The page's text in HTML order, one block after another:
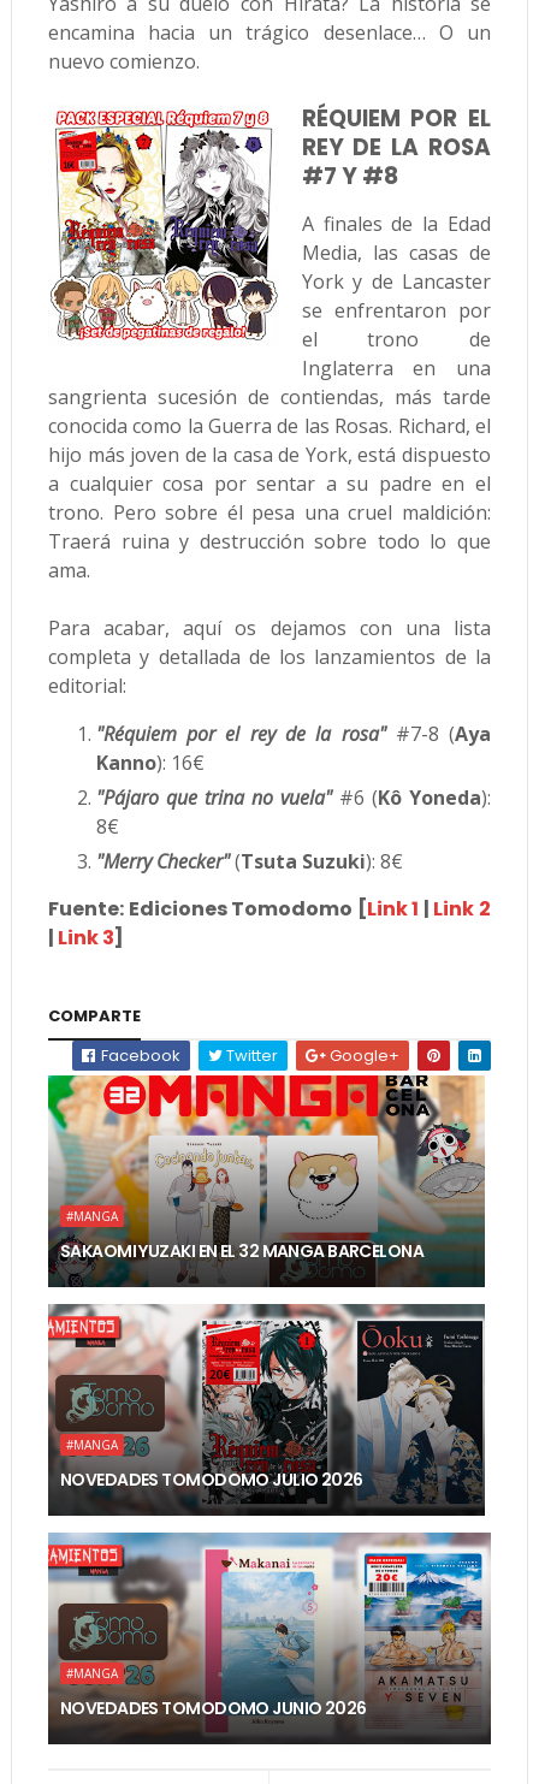
encamina hacia un trágico desenlace… O un
nuevo comienzo.
RÉQUIEM POR EL
REY DE LA ROSA
#7 Y #8
A finales de la Edad
Media, las casas de
York y de Lancaster
se enfrentaron por
el trono de
Inglaterra en una
sangrienta sucesión de contiendas, más tarde
conocida como la Guerra de las Rosas. Richard, el
hijo más joven de la casa de York, está dispuesto
a cualquier cosa por sentar a su padre en el
trono. Pero sobre él pesa una cruel maldición:
Traerá ruina y destrucción sobre todo lo que
ama.
Para acabar, aquí os dejamos con una lista
completa y detallada de los lanzamientos de la
editorial:
"Réquiem por el rey de la rosa"#7-8 (Aya
Kanno): 16€
"Pájaro que trina no vuela"#6 (Kô Yoneda):
8€
"Merry Checker"(Tsuta Suzuki): 8€
Fuente: Ediciones Tomodomo [Link 1 | Link 2
| Link 3]
COMPARTE
Facebook
Twitter Google+
#MANGA
SAKAOMI YUZAKI EN EL 32 MANGA BARCELONA
#MANGA
NOVEDADES TOMODOMO JULIO 2026
#MANGA
NOVEDADES TOMODOMO JUNIO 2026